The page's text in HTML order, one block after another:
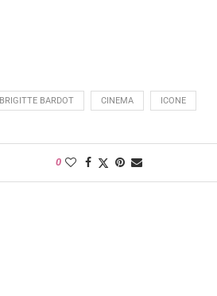
BRIGITTE BARDOT CINEMA ICONE
0